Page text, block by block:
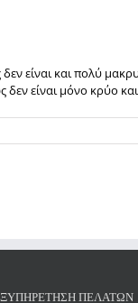
είναι και πολύ
είναι μόνο κρύο και
ΠΕΛΑΤΩΝ